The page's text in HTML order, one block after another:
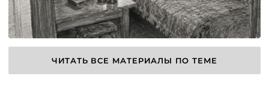
ЧИТАТЬ ВСЕ МАТЕРИАЛЫ ПО ТЕМЕ